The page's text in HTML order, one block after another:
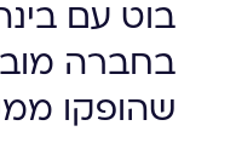
בוט עם
בחברה
שהופקו